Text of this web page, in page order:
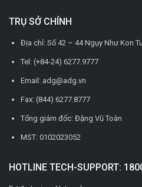
TRỤ SỞ CHÍNH
Địa chỉ: Số 42 – 44 Ngụy Như Kon
Tel: (+84-24) 6277.9777
Email: adg@adg.vn
Fax: (844) 6277.8777
Tổng giám đốc: Đặng Vũ Toàn
MST: 0102023052
HOTLINE TECH-SUPPORT: